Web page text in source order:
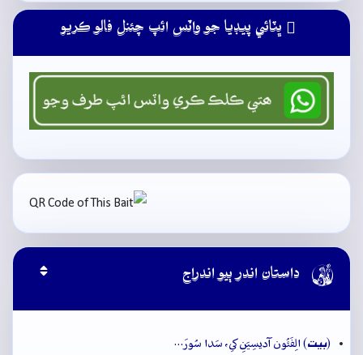
ڀٽائي پيڊيا جو واٽس ائپ چئنل فالو ڪريو
 داستان اندر ٻيو اندراج
(بيت) الِفَئُون آديسِيَنِ کي، سَدا سُورَ…